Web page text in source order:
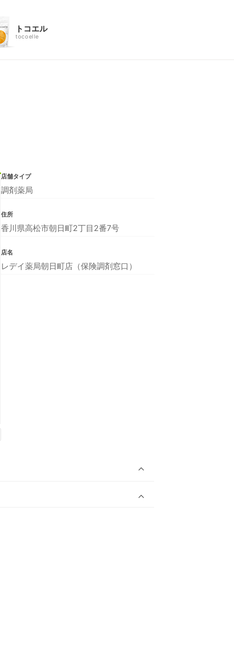
トコエル
tocoelle
店舗タイプ
調剤薬局
住所
香川県高松市朝日町2丁目2番7号
店名
レデイ薬局朝日町店（保険調剤窓口）